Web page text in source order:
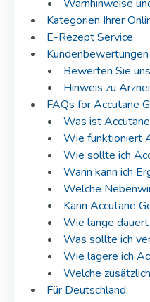
Warnhinweise
Kategorien Ihrer
E-Rezept Service
Bewerten Sie uns
Hinweis zu
FAQs for Accutane
Was ist
Wie funktioniert
Wie sollte ich
Wann kann ich
Welche
Kann Accutane
Wie lange
Was sollte ich
Wie lagere ich
Welche
Für Deutschland: